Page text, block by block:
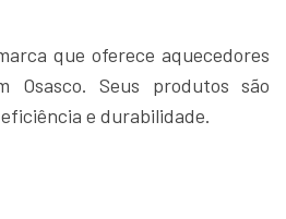
que oferece aquecedores
Osasco. Seus produtos são
e durabilidade.